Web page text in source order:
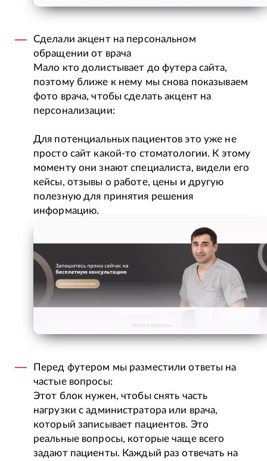
Сделали акцент на персональном
обращении от врача
Мало кто долистывает до футера сайта,
поэтому ближе к нему мы снова показываем
фото врача, чтобы сделать акцент на
персонализации:
Для потенциальных пациентов это уже не
просто сайт какой-то стоматологии. К этому
моменту они знают специалиста, видели его
кейсы, отзывы о работе, цены и другую
полезную для принятия решения
информацию.
Перед футером мы разместили ответы на
частые вопросы:
Этот блок нужен, чтобы снять часть
нагрузки с администратора или врача,
который записывает пациентов. Это
реальные вопросы, которые чаще всего
задают пациенты. Каждый раз отвечать на